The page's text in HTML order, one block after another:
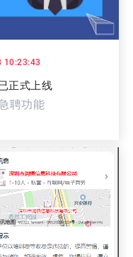
10:23:43
正式上线
聘功能